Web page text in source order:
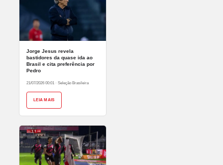
Jorge Jesus revela
bastidores da quase ida ao
Brasil e cita preferência por
Pedro
21/07/2026 00:01 · Seleção Brasileira
LEIA MAIS